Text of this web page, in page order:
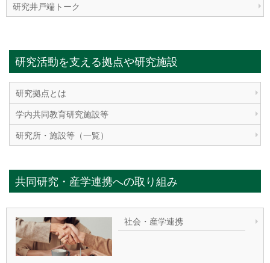
研究井戸端トーク
研究活動を支える拠点や研究施設
研究拠点とは
学内共同教育研究施設等
研究所・施設等（一覧）
共同研究・産学連携への取り組み
社会・産学連携